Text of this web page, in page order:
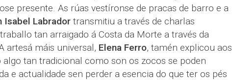
presente. As rúas vestíronse de pracas de barro e a
Isabel Labrador transmitiu a través de charlas
tan arraigado á Costa da Morte a través da
artesá máis universal, Elena Ferro, tamén explicou aos
algo tan tradicional como son os zocos se poden
e actualidade sen perder a esencia do que ter os pés